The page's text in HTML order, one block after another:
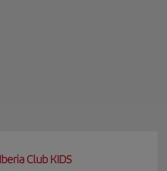
Iberia Club KIDS